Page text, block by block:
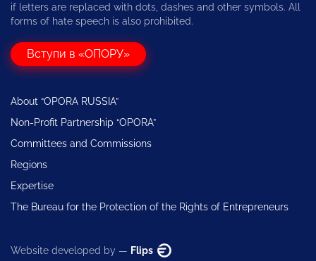
if letters are replaced with dots, dashes and other symbols. All
forms of hate speech is also prohibited.
Вступи в «ОПОРУ»
About “OPORA RUSSIA”
Non-Profit Partnership “OPORA”
Committees and Commissions
Regions
Expertise
The Bureau for the Protection of the Rights of Entrepreneurs
Website developed by — Flips